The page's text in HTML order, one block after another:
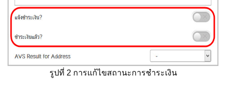
รูปที่ 2 การแก้ไขสถานะการชำระเงิน